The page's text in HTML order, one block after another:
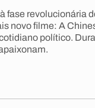
fase revolucionária
novo filme: A
político.